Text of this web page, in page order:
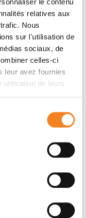
relatives aux
Nous
sur l'utilisation de
sociaux, de
celles-ci
leur avez fournies
utilisation de leurs